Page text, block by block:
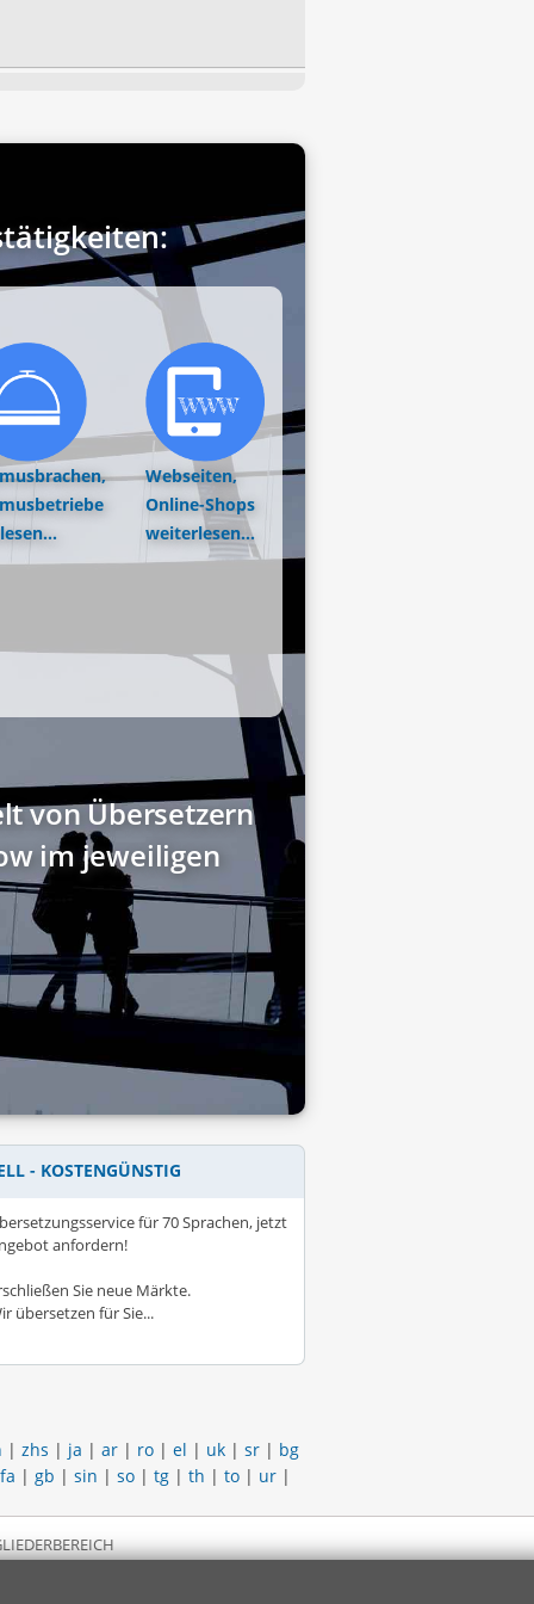
Webseiten,
Online-Shops
weiterlesen...
von Übersetzern
im jeweiligen
- KOSTENGÜNSTIG
für 70 Sprachen, jetzt
anfordern!
Sie neue Märkte.
übersetzen für Sie...
| zhs | ja | ar | ro | el | uk | sr | bg
fa | gb | sin | so | tg | th | to | ur |